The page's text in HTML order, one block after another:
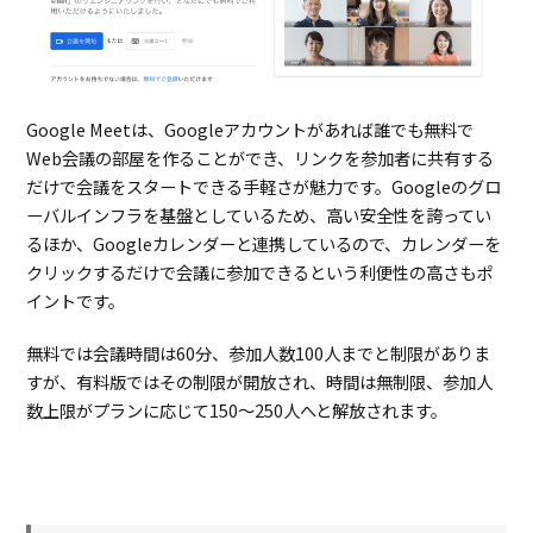
Google Meetは、Googleアカウントがあれば誰でも無料で
Web会議の部屋を作ることができ、リンクを参加者に共有する
だけで会議をスタートできる手軽さが魅力です。Googleのグロ
ーバルインフラを基盤としているため、高い安全性を誇ってい
るほか、Googleカレンダーと連携しているので、カレンダーを
クリックするだけで会議に参加できるという利便性の高さもポ
イントです。
無料では会議時間は60分、参加人数100人までと制限がありま
すが、有料版ではその制限が開放され、時間は無制限、参加人
数上限がプランに応じて150～250人へと解放されます。